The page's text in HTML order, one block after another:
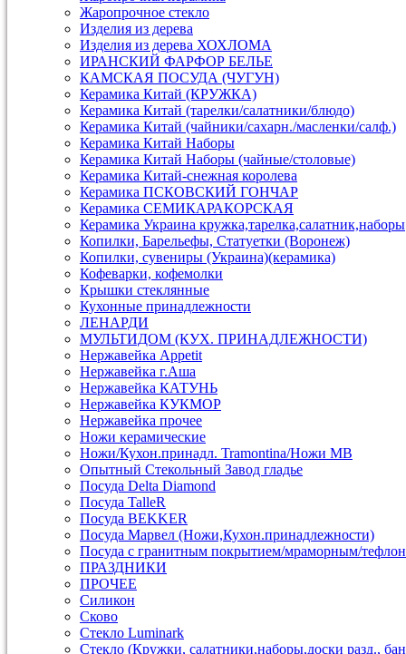
Жаропрочное стекло
Изделия из дерева
Изделия из дерева ХОХЛОМА
ИРАНСКИЙ ФАРФОР БЕЛЬЕ
КАМСКАЯ ПОСУДА (ЧУГУН)
Керамика Китай (КРУЖКА)
Керамика Китай (тарелки/салатники/блюдо)
Керамика Китай (чайники/сахарн./масленки/салф.)
Керамика Китай Наборы
Керамика Китай Наборы (чайные/столовые)
Керамика Китай-снежная королева
Керамика ПСКОВСКИЙ ГОНЧАР
Керамика СЕМИКАРАКОРСКАЯ
Керамика Украина кружка,тарелка,салатник,наборы
Копилки, Барельефы, Статуетки (Воронеж)
Копилки, сувениры (Украина)(керамика)
Кофеварки, кофемолки
Крышки стеклянные
Кухонные принадлежности
ЛЕНАРДИ
МУЛЬТИДОМ (КУХ. ПРИНАДЛЕЖНОСТИ)
Нержавейка Appetit
Нержавейка г.Аша
Нержавейка КАТУНЬ
Нержавейка КУКМОР
Нержавейка прочее
Ножи керамические
Ножи/Кухон.принадл. Tramontina/Ножи МВ
Опытный Стекольный Завод гладье
Посуда Delta Diamond
Посуда TalleR
Посуда ВEKKER
Посуда Марвел (Ножи,Кухон.принадлежности)
Посуда с гранитным покрытием/мраморным/тефлон
ПРАЗДНИКИ
ПРОЧЕЕ
Силикон
Сково
Стекло Luminark
Стекло (Кружки, салатники,наборы,доски разд.,